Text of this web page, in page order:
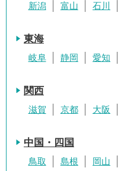
新潟 富山 石川
東海
岐阜 静岡 愛知
関西
滋賀 京都 大阪
中国・四国
鳥取 島根 岡山